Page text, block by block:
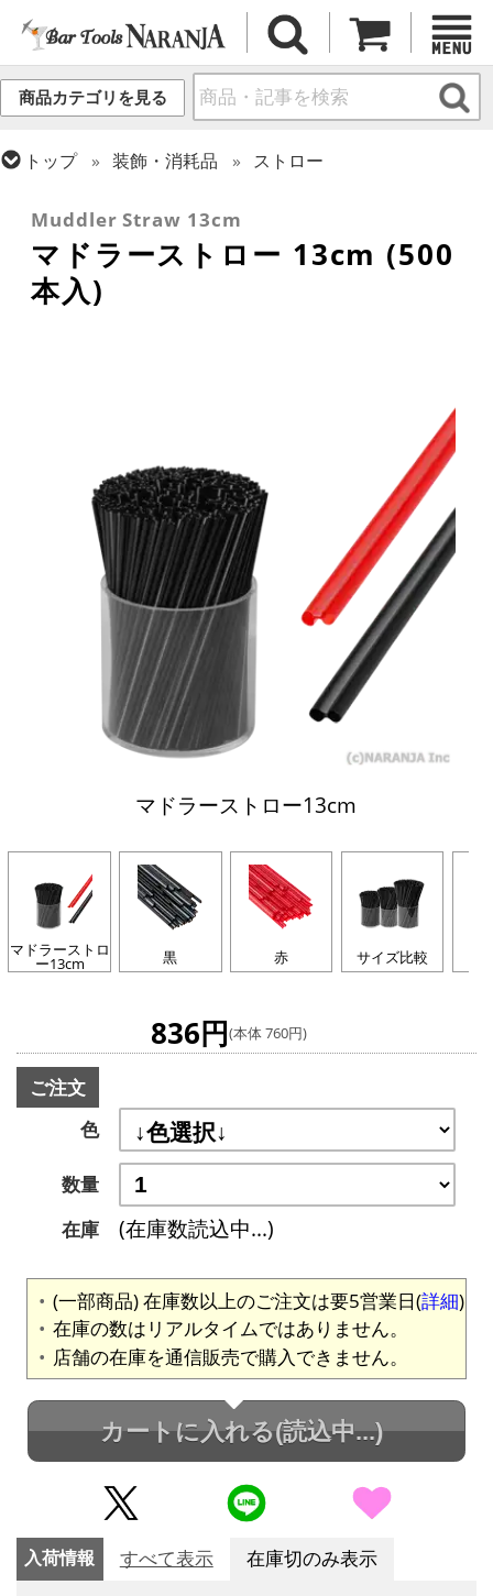
商品カテゴリを見る
トップ 装飾・消耗品
ストロー
Muddler Straw 13cm
マドラーストロー 13cm (500
本入)
マドラーストロー13cm
マドラーストロ
ー13cm 黒 赤 サイズ比較
836円(本体 760円)
ご注文
色
数量
在庫
(在庫数読込中...)
(一部商品) 在庫数以上のご注文は要5営業日(詳細)
在庫の数はリアルタイムではありません。
店舗の在庫を通信販売で購入できません。
カートに入れる(読込中...)
入荷情報 すべて表示 在庫切のみ表示